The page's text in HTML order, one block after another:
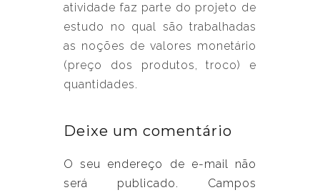
atividade faz parte do projeto de
estudo no qual são trabalhadas
as noções de valores monetário
(preço dos produtos, troco) e
quantidades.
Deixe um comentário
O seu endereço de e-mail não
será publicado.
Campos